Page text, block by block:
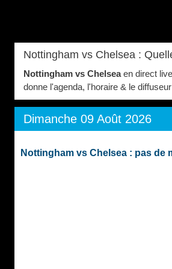
Nottingham vs Chelsea :
Nottingham vs Chelseaen direct
donne l'agenda, l'horaire & le
Dimanche 09 Août 2026
Nottingham vs Chelsea : pas